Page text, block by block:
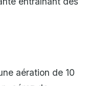
aération de 10